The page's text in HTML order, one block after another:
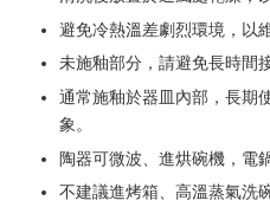
避免冷熱溫差劇烈環境，以
未施釉部分，請避免長時間
通常施釉於器皿內部，長期
象。
陶器可微波、進烘碗機，電
不建議進烤箱、高溫蒸氣洗